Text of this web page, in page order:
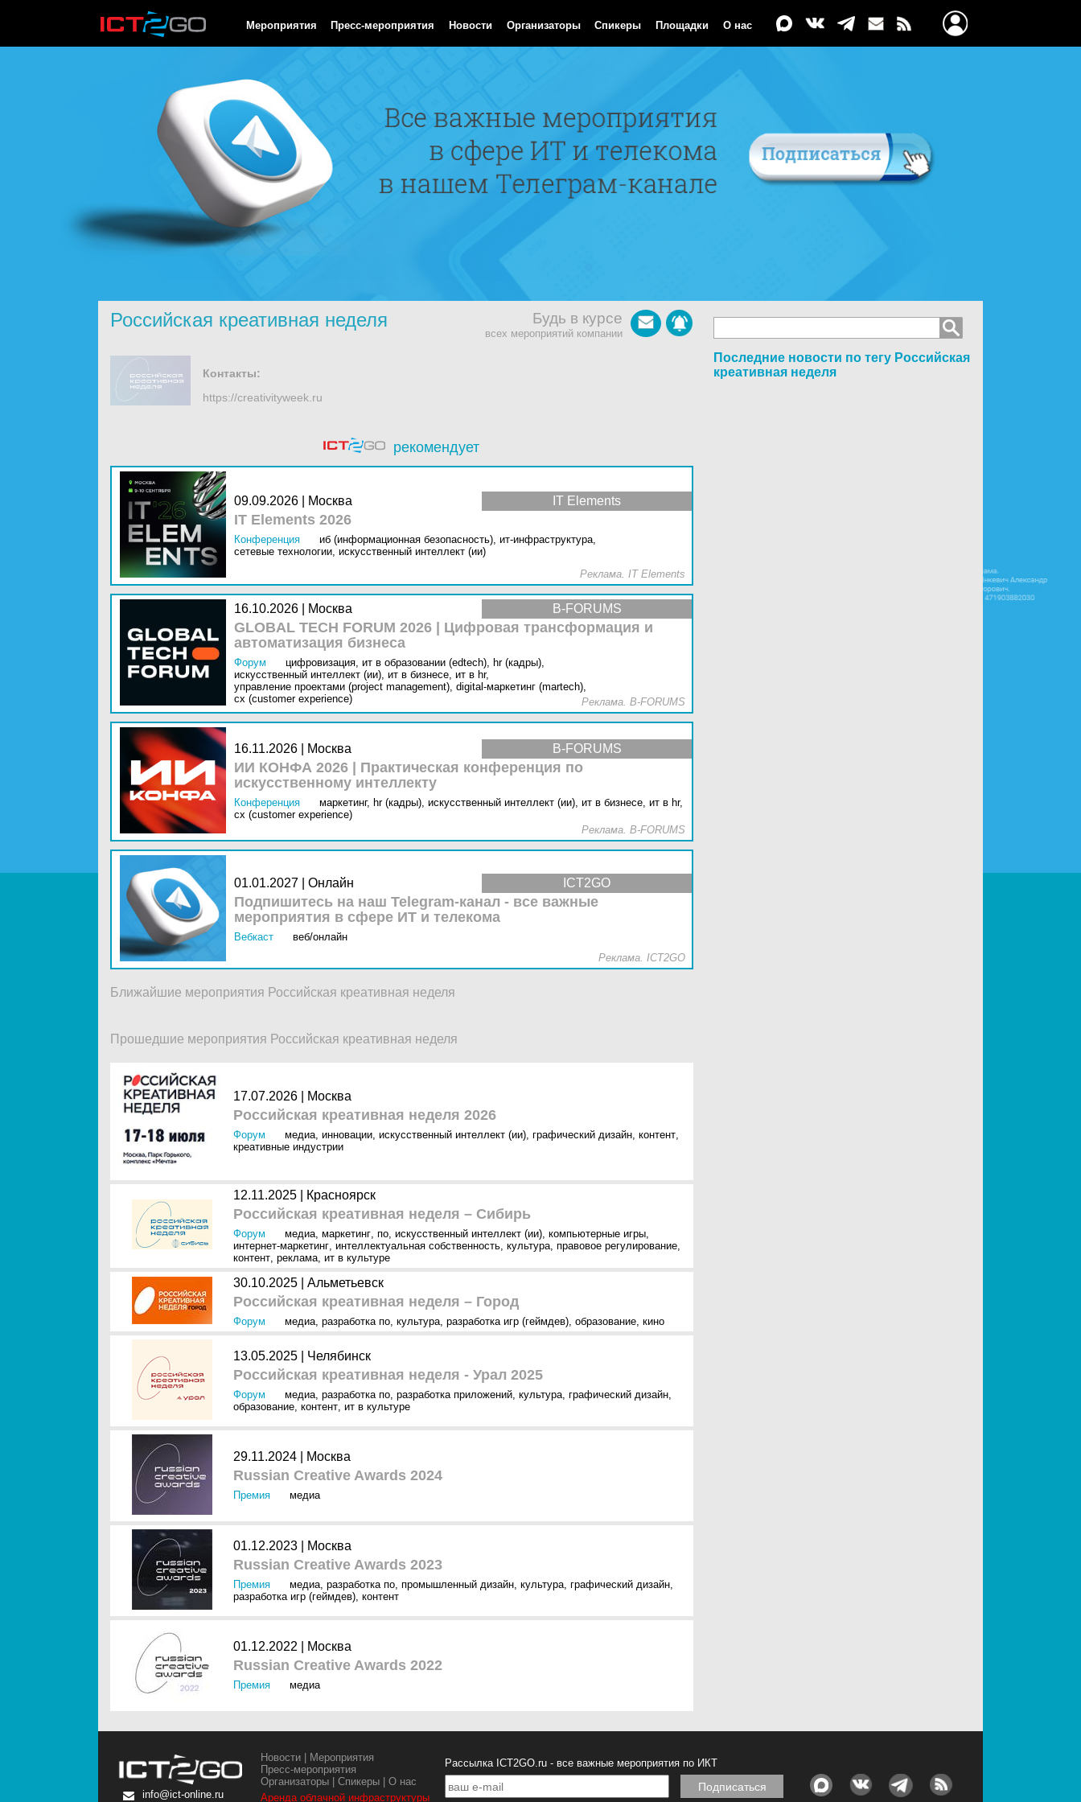
Мероприятия Пресс-мероприятия Новости Организаторы Спикеры Площадки О нас
Российская креативная неделя Будь в курсе
всех мероприятий компании
Контакты:
https://creativityweek.ru
рекомендует
IT Elements
09.09.2026 | Москва
IT Elements 2026
Конференция иб (информационная безопасность), ит-инфраструктура,
сетевые технологии, искусственный интеллект (ии)
Реклама. IT Elements
B-FORUMS
16.10.2026 | Москва
GLOBAL TECH FORUM 2026 | Цифровая трансформация и
автоматизация бизнеса
Форум цифровизация, ит в образовании (edtech), hr (кадры),
искусственный интеллект (ии), ит в бизнесе, ит в hr,
управление проектами (project management), digital-маркетинг (martech),
cx (customer experience)
Реклама. B-FORUMS
B-FORUMS
16.11.2026 | Москва
ИИ КОНФА 2026 | Практическая конференция по
искусственному интеллекту
Конференция маркетинг, hr (кадры), искусственный интеллект (ии), ит в бизнесе, ит в hr,
cx (customer experience)
Реклама. B-FORUMS
ICT2GO
01.01.2027 | Онлайн
Подпишитесь на наш Telegram-канал - все важные
мероприятия в сфере ИТ и телекома
Вебкаст
веб/онлайн
Реклама. ICT2GO
Ближайшие мероприятия Российская креативная неделя
Прошедшие мероприятия Российская креативная неделя
17.07.2026 | Москва
Российская креативная неделя 2026
Форум медиа, инновации, искусственный интеллект (ии), графический дизайн, контент,
креативные индустрии
12.11.2025 | Красноярск
Российская креативная неделя – Сибирь
Форум медиа, маркетинг, по, искусственный интеллект (ии), компьютерные игры,
интернет-маркетинг, интеллектуальная собственность, культура, правовое регулирование,
контент, реклама, ит в культуре
30.10.2025 | Альметьевск
Российская креативная неделя – Город
Форум медиа, разработка по, культура, разработка игр (геймдев), образование, кино
13.05.2025 | Челябинск
Российская креативная неделя - Урал 2025
Форум медиа, разработка по, разработка приложений, культура, графический дизайн,
образование, контент, ит в культуре
29.11.2024 | Москва
Russian Creative Awards 2024
Премия медиа
01.12.2023 | Москва
Russian Creative Awards 2023
Премия медиа, разработка по, промышленный дизайн, культура, графический дизайн,
разработка игр (геймдев), контент
01.12.2022 | Москва
Russian Creative Awards 2022
Премия медиа
Последние новости по тегу Российская
креативная неделя
info@ict-online.ru
Новости
Мероприятия
Пресс-мероприятия
Организаторы |Спикеры |О нас
Аренда облачной инфраструктуры
Рассылка ICT2GO.ru - все важные мероприятия по ИКТ